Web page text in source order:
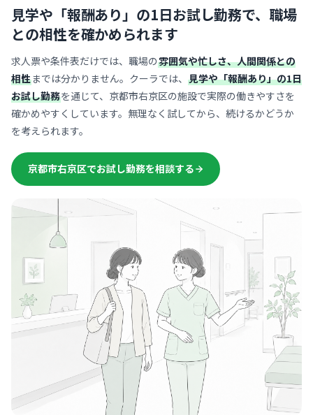
見学や「報酬あり」の1日お試し勤務で、 職場
との相性を確かめられます
求人票や条件表だけでは、職場の雰囲気や忙しさ、人間関係との
相性までは分かりません。クーラでは、 見学や「報酬あり」の1日
お試し勤務を通じて、京都市右京区の施設で実際の働きやすさを
確かめやすくしています。無理なく試してから、続けるかどうか
を考えられます。
京都市右京区でお試し勤務を相談する